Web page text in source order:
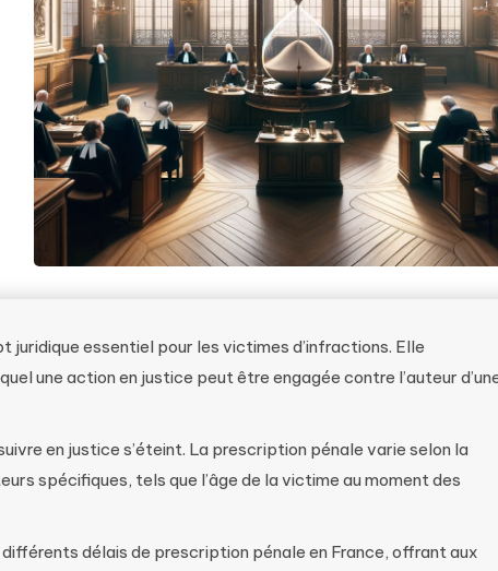
juridique essentiel pour les victimes d’infractions. Elle
une action en justice peut être engagée contre l’auteur
en justice s’éteint. La prescription pénale varie selon la
spécifiques, tels que l’âge de la victime au moment des
délais de prescription pénale en France, offrant aux